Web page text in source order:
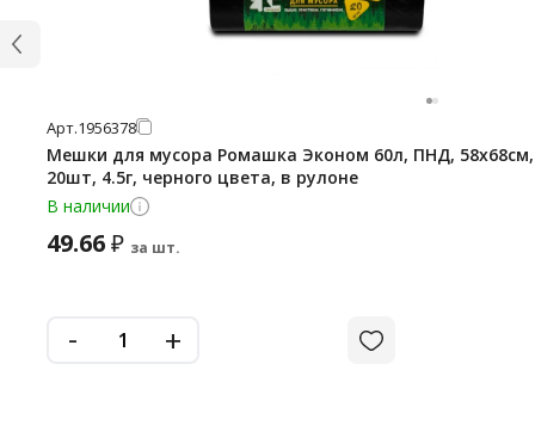
Арт.1956378
Мешки для мусора Ромашка Эконом 60л, ПНД,
20шт, 4.5г, черного цвета, в рулоне
В наличии
49.66₽ за шт.
- +